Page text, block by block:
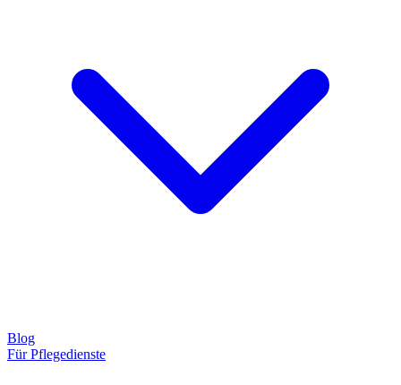
Blog
Für Pflegedienste